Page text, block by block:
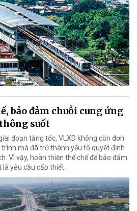
bảo đảm chuỗi cung ứng
suốt
đoạn tăng tốc, VLXD không còn đơn
mà đã trở thành yếu tố quyết định
Vì vậy, hoàn thiện thể chế để bảo đảm
yêu cầu cấp thiết.